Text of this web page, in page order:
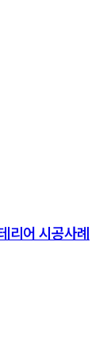
리어 시공사례